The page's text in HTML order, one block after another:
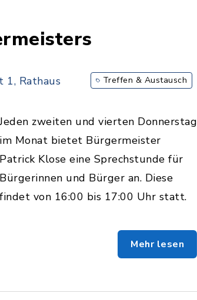
1, Rathaus Treffen & Austausch
Jeden zweiten und vierten Donnerstag
im Monat bietet Bürgermeister
Patrick Klose eine Sprechstunde für
Bürgerinnen und Bürger an. Diese
findet von 16:00 bis 17:00 Uhr statt.
Mehr lesen